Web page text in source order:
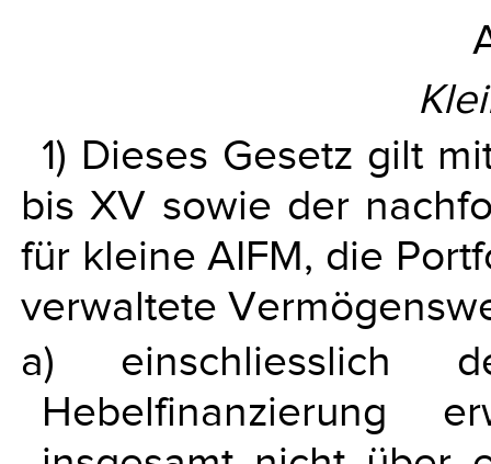
1) Dieses Gesetz gilt
bis XV sowie der
für kleine AIFM, die
verwaltete
a) einschliesslich
Hebelfinanzierung